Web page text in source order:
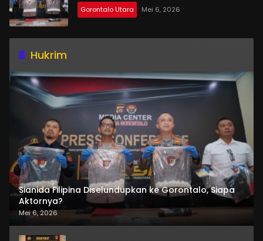
Gorontalo Utara Mei 6, 2026
Hukrim
Sianida Filipina Diselundupkan ke Gorontalo, Siapa
Aktornya?
Mei 6, 2026